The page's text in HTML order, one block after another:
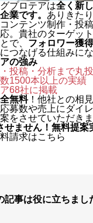
プロテアは全く新
業です。 ありきた
ンテンツ制作・投
。貴社のターゲッ
で、 フォロワー獲
につなげる仕組みに
の強み
投稿・分析まで丸
1500本以上の実績
68社に掲載
無料！他社との相
募数や売上にダイ
をさせていただきま
せません！無料提案
請求はこちら
記事は役に立ちまし